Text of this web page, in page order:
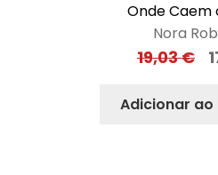
Onde Caem
Nora
19,03€
Adicionar